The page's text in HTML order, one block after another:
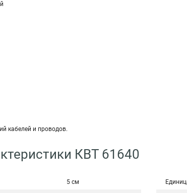
кабелей и проводов.
КВТ 61640
5 см